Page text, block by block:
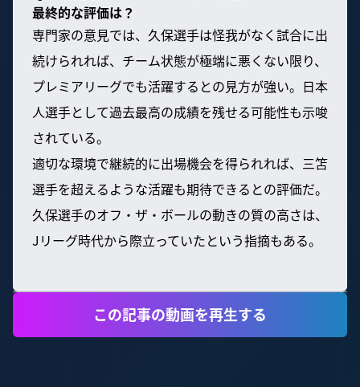
最終的な評価は？
専門家の意見では、久保選手は怪我がなく試合に出
続けられれば、チーム状態が極端に悪くない限り、
プレミアリーグでも活躍するとの見方が強い。日本
人選手として過去最高の成績を残せる可能性も示唆
されている。
適切な環境で継続的に出場機会を得られれば、三笘
選手を超えるような活躍も期待できるとの評価だ。
久保選手のオフ・ザ・ボールの動きの質の高さは、
Jリーグ時代から際立っていたという指摘もある。
この記事の動画を再生する